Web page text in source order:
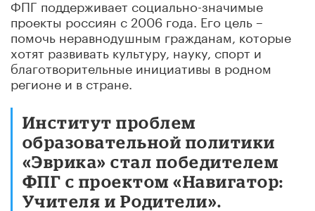
ФПГ поддерживает социально-значимые
проекты россиян с 2006 года. Его цель –
помочь неравнодушным гражданам, которые
хотят развивать культуру, науку, спорт и
благотворительные инициативы в родном
регионе и в стране.
Институт проблем
образовательной политики
«Эврика» стал победителем
ФПГ с проектом «Навигатор:
Учителя и Родители».